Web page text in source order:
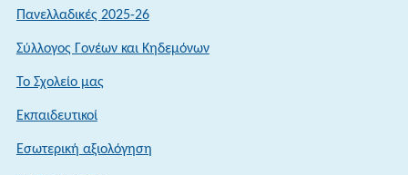
Πανελλαδικές 2025-26
Σύλλογος Γονέων και Κηδεμόνων
Το Σχολείο μας
Εκπαιδευτικοί
Εσωτερική αξιολόγηση